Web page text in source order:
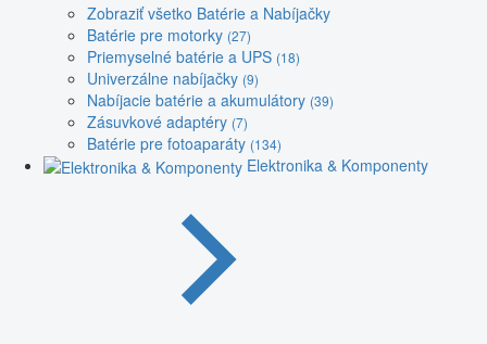
Zobraziť všetko Batérie a Nabíjačky
Batérie pre motorky (27)
Priemyselné batérie a UPS (18)
Univerzálne nabíjačky (9)
Nabíjacie batérie a akumulátory (39)
Zásuvkové adaptéry (7)
Batérie pre fotoaparáty (134)
Elektronika & Komponenty